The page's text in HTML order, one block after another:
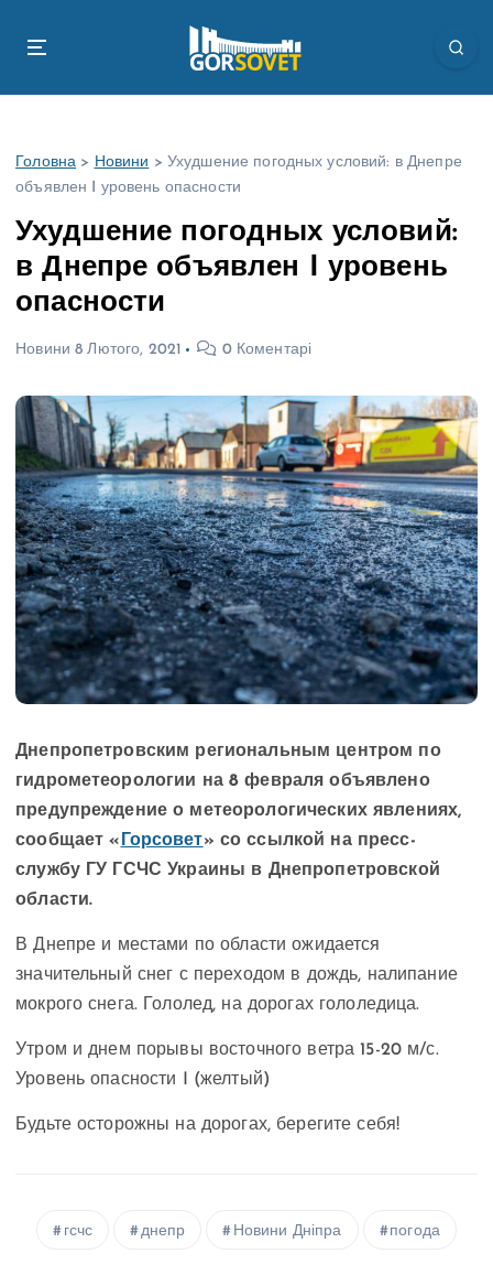
Головна > Новини > Ухудшение погодных условий: в Днепре
объявлен I уровень опасности
Ухудшение погодных условий:
в Днепре объявлен I уровень
опасности
Новини 8 Лютого, 2021 0 Коментарі
Днепропетровским региональным центром по
гидрометеорологии на 8 февраля объявлено
предупреждение о метеорологических явлениях,
сообщает « Горсовет» со ссылкой на пресс-
службу ГУ ГСЧС Украины в Днепропетровской
области.
В Днепре и местами по области ожидается
значительный снег с переходом в дождь, налипание
мокрого снега. Гололед, на дорогах гололедица.
Утром и днем ​​порывы восточного ветра 15-20 м/с.
Уровень опасности I (желтый)
Будьте осторожны на дорогах, берегите себя!
гсчс днепр Новини Дніпра погода